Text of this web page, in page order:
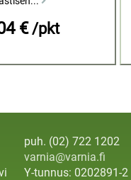
€ /pkt
puh. (02) 722 1202
varnia@varnia.fi
Y-tunnus: 0202891-2